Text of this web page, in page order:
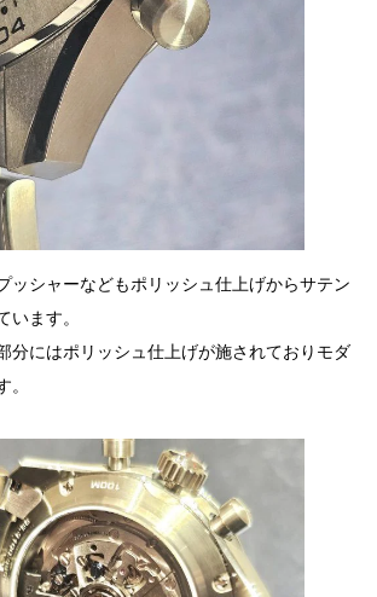
ッシャーなどもポリッシュ仕上げからサテン
います。
分にはポリッシュ仕上げが施されておりモダ
。